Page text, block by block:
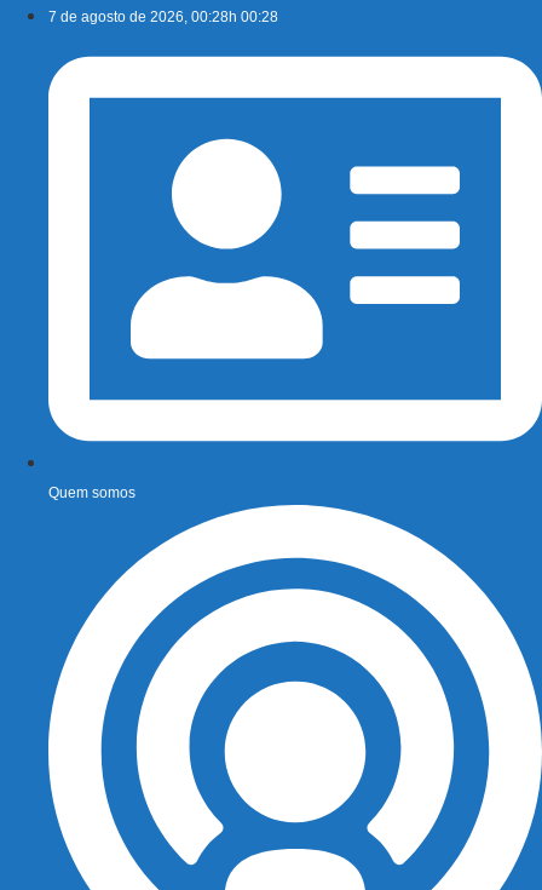
conteúdo
7 de agosto de 2026, 00:28h 00:28
Quem somos